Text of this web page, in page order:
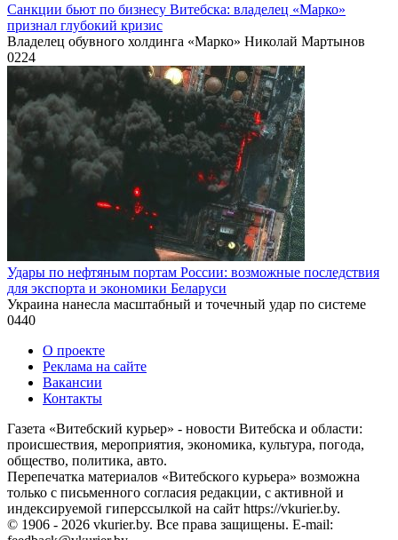
Санкции бьют по бизнесу Витебска: владелец «Марко»
признал глубокий кризис
Владелец обувного холдинга «Марко» Николай Мартынов
0224
Удары по нефтяным портам России: возможные последствия
для экспорта и экономики Беларуси
Украина нанесла масштабный и точечный удар по системе
0440
О проекте
Реклама на сайте
Вакансии
Контакты
Газета «Витебский курьер» - новости Витебска и области:
происшествия, мероприятия, экономика, культура, погода,
общество, политика, авто.
Перепечатка материалов «Витебского курьера» возможна
только с письменного согласия редакции, с активной и
индексируемой гиперссылкой на сайт https://vkurier.by.
© 1906 - 2026 vkurier.by. Все права защищены. E-mail: